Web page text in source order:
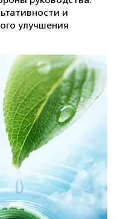
и
улучшения